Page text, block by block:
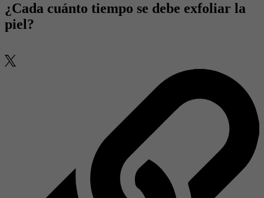
¿Cada cuánto tiempo se debe exfoliar la
piel?